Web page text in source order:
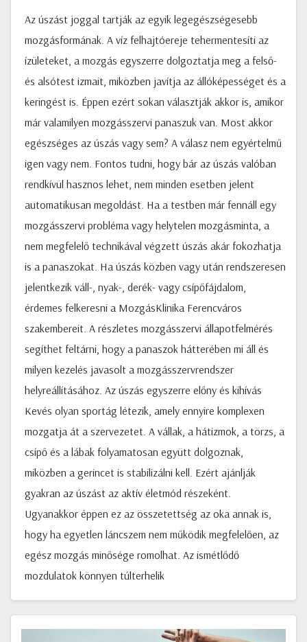
Az úszást joggal tartják az egyik legegészségesebb
mozgásformának. A víz felhajtóereje tehermentesíti az
ízületeket, a mozgás egyszerre dolgoztatja meg a felső-
és alsótest izmait, miközben javítja az állóképességet és a
keringést is. Éppen ezért sokan választják akkor is, amikor
már valamilyen mozgásszervi panaszuk van. Most akkor
egészséges az úszás vagy sem? A válasz nem egyértelmű
igen vagy nem. Fontos tudni, hogy bár az úszás valóban
rendkívül hasznos lehet, nem minden esetben jelent
automatikusan megoldást. Ha a testben már fennáll egy
mozgásszervi probléma vagy helytelen mozgásminta, a
nem megfelelő technikával végzett úszás akár fokozhatja
is a panaszokat. Ha úszás közben vagy után rendszeresen
jelentkezik váll-, nyak-, derék- vagy csípőfájdalom,
érdemes felkeresni a MozgásKlinika Ferencváros
szakembereit. A részletes mozgásszervi állapotfelmérés
segíthet feltárni, hogy a panaszok hátterében mi áll és
milyen kezelés javasolt a mozgásszervrendszer
helyreállításához. Az úszás egyszerre előny és kihívás
Kevés olyan sportág létezik, amely ennyire komplexen
mozgatja át a szervezetet. A vállak, a hátizmok, a törzs, a
csípő és a lábak folyamatosan együtt dolgoznak,
miközben a gerincet is stabilizálni kell. Ezért ajánlják
gyakran az úszást az aktív életmód részeként.
Ugyanakkor éppen ez az összetettség az oka annak is,
hogy ha egyetlen láncszem nem működik megfelelően, az
egész mozgás minősége romolhat. Az ismétlődő
mozdulatok könnyen túlterhelik